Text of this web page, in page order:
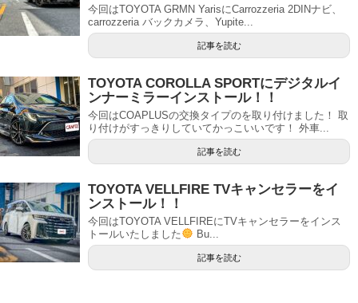
今回はTOYOTA GRMN YarisにCarrozzeria 2DINナビ、
carrozzeria バックカメラ、Yupite...
記事を読む
TOYOTA COROLLA SPORTにデジタルイ
ンナーミラーインストール！！
今回はCOAPLUSの交換タイプのを取り付けました！ 取
り付けがすっきりしていてかっこいいです！ 外車...
記事を読む
TOYOTA VELLFIRE TVキャンセラーをイ
ンストール！！
今回はTOYOTA VELLFIREにTVキャンセラーをインス
トールいたしました
Bu...
記事を読む